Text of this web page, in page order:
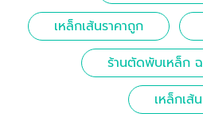
เหล็กเส้นราคาถูก
ร้านตัดพับเหล็ก ฉ
เหล็กเส้น